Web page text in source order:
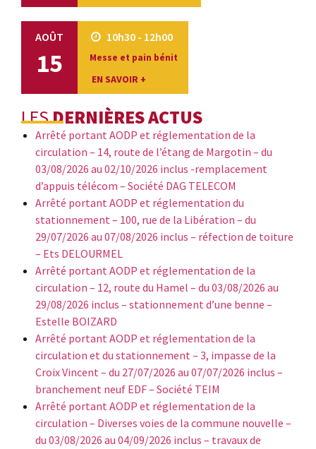
AOÛT
15
10h30 - 12h00
Messe et pain bénit
EN SAVOIR +
LESDERNIÈRES ACTUS
Arrêté portant AODP et réglementation de la
circulation – 14, route de l’étang de Margotin – du
03/08/2026 au 02/10/2026 inclus -remplacement
d’appuis télécom – Société DAG TELECOM
Arrêté portant AODP et réglementation du
stationnement – 100, rue de la Libération – du
29/07/2026 au 07/08/2026 inclus – réfection de toiture
– Ets DELOURMEL
Arrêté portant AODP et réglementation de la
circulation – 12, route du Hamel – du 03/08/2026 au
29/08/2026 inclus – stationnement d’une benne –
Estelle BOIZARD
Arrêté portant AODP et réglementation de la
circulation et du stationnement – 3, impasse de la
Croix Vincent – du 27/07/2026 au 07/07/2026 inclus –
branchement neuf EDF – Société TEIM
Arrêté portant AODP et réglementation de la
circulation – Diverses voies de la commune nouvelle –
du 03/08/2026 au 04/09/2026 inclus – travaux de